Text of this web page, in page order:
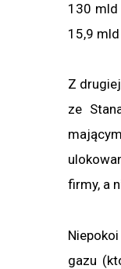
130 mld
15,9
Z
ze
firmy, a
gazu